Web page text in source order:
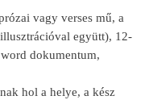
vagy verses mű, a
együtt), 12-
dokumentum,
hol a helye, a kész